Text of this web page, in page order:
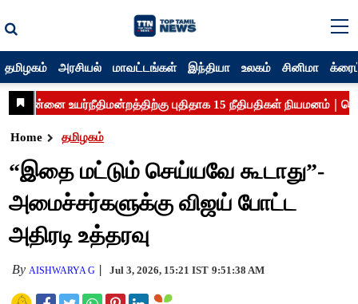
தமிழகம் அரசியல் மாவட்டங்கள் இந்தியா உலகம் சினிமா
Home தமிழகம்
“இதை மட்டும் செய்யவே கூடாது”-
அமைச்சர்களுக்கு விஜய் போட்ட
அதிரடி உத்தரவு
By AISHWARYA G Jul 3, 2026, 15:21 IST 9:51:38 AM